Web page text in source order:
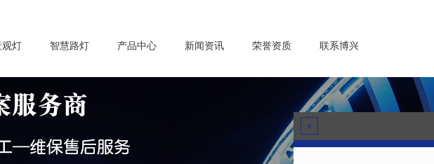
观灯 智慧路灯 产品中心 新闻资讯 荣誉资质 联系博兴
x